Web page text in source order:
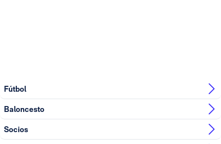
Fútbol
Baloncesto
Socios